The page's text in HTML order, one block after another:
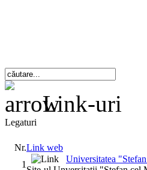
Link-uri
Legaturi
Nr.Link web
1
Universitatea